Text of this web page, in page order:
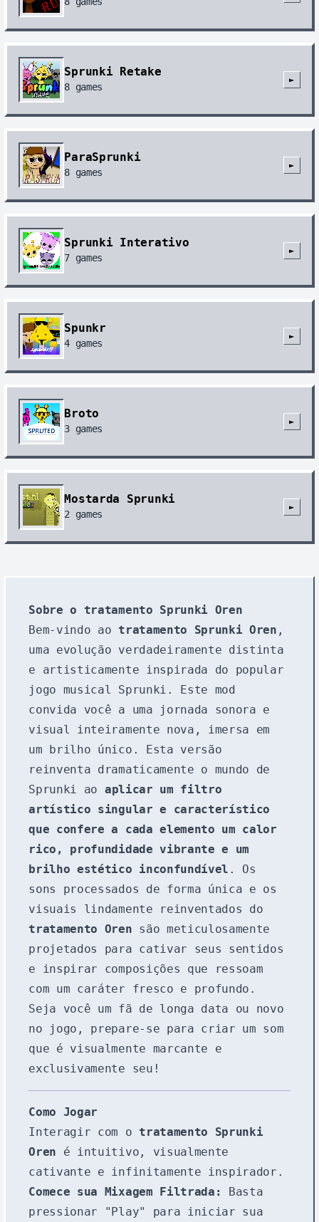
Sprunki Retake
8 games
►
ParaSprunki
8 games
►
Sprunki Interativo
7 games
►
Spunkr
4 games
►
Broto
3 games
►
Mostarda Sprunki
2 games
►
Sobre o tratamento Sprunki Oren
Bem-vindo ao tratamento Sprunki Oren ,
uma evolução verdadeiramente distinta
e artisticamente inspirada do popular
jogo musical Sprunki. Este mod
convida você a uma jornada sonora e
visual inteiramente nova, imersa em
um brilho único. Esta versão
reinventa dramaticamente o mundo de
Sprunki ao aplicar um filtro
artístico singular e característico
que confere a cada elemento um calor
rico, profundidade vibrante e um
brilho estético inconfundível . Os
sons processados de forma única e os
visuais lindamente reinventados do
tratamento Oren são meticulosamente
projetados para cativar seus sentidos
e inspirar composições que ressoam
com um caráter fresco e profundo.
Seja você um fã de longa data ou novo
no jogo, prepare-se para criar um som
que é visualmente marcante e
exclusivamente seu!
Como Jogar
Interagir com o tratamento Sprunki
Oren é intuitivo, visualmente
cativante e infinitamente inspirador.
Comece sua Mixagem Filtrada:
Basta
pressionar "Play" para iniciar sua